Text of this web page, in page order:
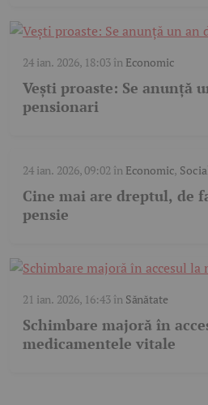
24 ian. 2026, 18:03în Economic
Vești proaste: Se anunță
pensionari
24 ian. 2026, 09:02 în Economic,
Cine mai are dreptul, de
pensie
21 ian. 2026, 16:43în Sănătate
Schimbare majoră în
medicamentele vitale